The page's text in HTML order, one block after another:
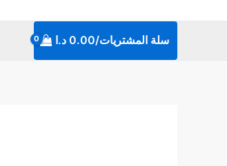
سلة المشتريات/0.00 د.ا